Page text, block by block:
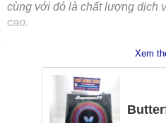
cùng với đó là chất lượng dịch
cao.
CN1_Hà_nội: Ngõ 199/1
giấy (0906.601988)
CN3_HCM: Số 55 Nguyễn
(0785.601988)
Xem